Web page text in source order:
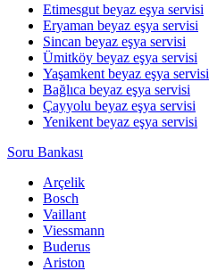
Etimesgut beyaz eşya servisi
Eryaman beyaz eşya servisi
Sincan beyaz eşya servisi
Ümitköy beyaz eşya servisi
Yaşamkent beyaz eşya servisi
Bağlıca beyaz eşya servisi
Çayyolu beyaz eşya servisi
Yenikent beyaz eşya servisi
Soru Bankası
Arçelik
Bosch
Vaillant
Viessmann
Buderus
Ariston